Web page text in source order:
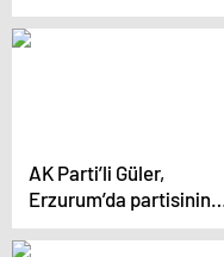
Kutlandı
AK Parti’li Güler,
Erzurum’da partisinin
Palandöken ilçe
kongresinde konuştu